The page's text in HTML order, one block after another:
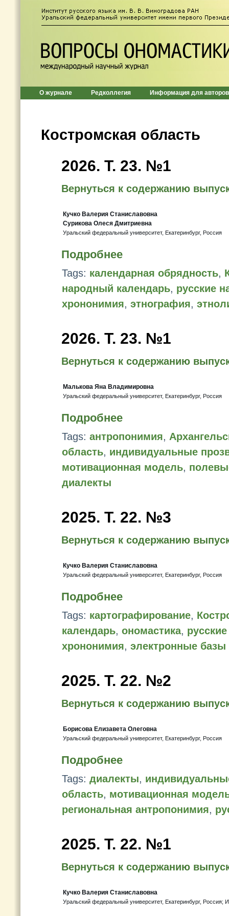
О журнале Редколлегия Информация для авторов
Костромская область
2026. T. 23. №1
Вернуться к содержанию
Кучко Валерия Станиславовна
Сурикова Олеся Дмитриевна
Уральский федеральный университет, Екатеринбург, Россия
Подробнее
Tags: календарная обрядность,
народный календарь, русские
хрононимия, этнография,
2026. T. 23. №1
Вернуться к содержанию
Малькова Яна Владимировна
Уральский федеральный университет, Екатеринбург, Россия
Подробнее
Tags: антропонимия,
область, индивидуальные
мотивационная модель,
диалекты
2025. Т. 22. №3
Вернуться к содержанию
Кучко Валерия Станиславовна
Уральский федеральный университет, Екатеринбург, Россия
Подробнее
Tags: картографирование,
календарь, ономастика,
хрононимия, электронные
2025. Т. 22. №2
Вернуться к содержанию
Борисова Елизавета Олеговна
Уральский федеральный университет, Екатеринбург, Россия
Подробнее
Tags: диалекты,
область, мотивационная
региональная антропонимия,
2025. Т. 22. №1
Вернуться к содержанию
Кучко Валерия Станиславовна
Уральский федеральный университет, Екатеринбург, Россия;